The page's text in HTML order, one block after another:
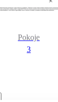
Pokoje
3